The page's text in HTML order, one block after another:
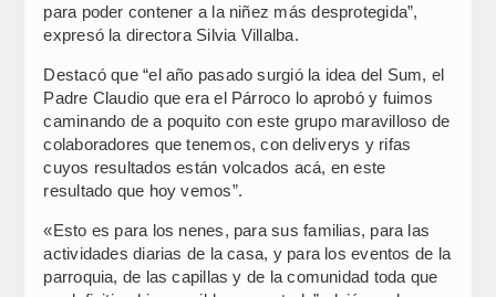
para poder contener a la niñez más desprotegida”,
expresó la directora Silvia Villalba.
Destacó que “el año pasado surgió la idea del Sum, el
Padre Claudio que era el Párroco lo aprobó y fuimos
caminando de a poquito con este grupo maravilloso de
colaboradores que tenemos, con deliverys y rifas
cuyos resultados están volcados acá, en este
resultado que hoy vemos”.
«Esto es para los nenes, para sus familias, para las
actividades diarias de la casa, y para los eventos de la
parroquia, de las capillas y de la comunidad toda que